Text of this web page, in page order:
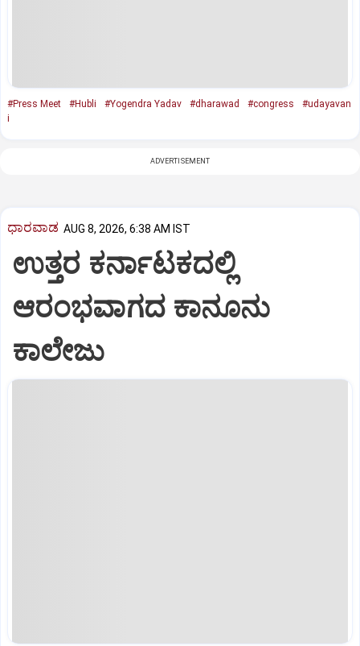
#Press Meet #Hubli #Yogendra Yadav #dharawad #congress
#udayavan
i
ADVERTISEMENT
ಧಾರವಾಡ AUG 8, 2026, 6:38 AM IST
ಉತ್ತರ ಕರ್ನಾಟಕದಲ್ಲಿ
ಆರಂಭವಾಗದ ಕಾನೂನು
ಕಾಲೇಜು